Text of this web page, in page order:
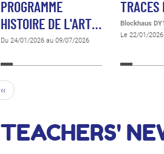
PROGRAMME
HISTOIRE DE L'ART…
Du 24/01/2026 au 09/07/2026
TRACES
Blockhaus
Le 22/01/2026
‹‹
TEACHERS'